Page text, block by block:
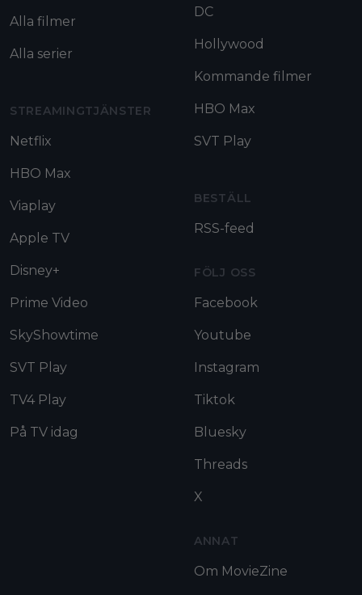
Alla filmer
Alla serier
STREAMINGTJÄNSTER
Netflix
HBO Max
Viaplay
Apple TV
Disney+
Prime Video
SkyShowtime
SVT Play
TV4 Play
På TV idag
DC
Hollywood
Kommande filmer
HBO Max
SVT Play
BESTÄLL
RSS-feed
FÖLJ OSS
Facebook
Youtube
Instagram
Tiktok
Bluesky
Threads
X
ANNAT
Om MovieZine